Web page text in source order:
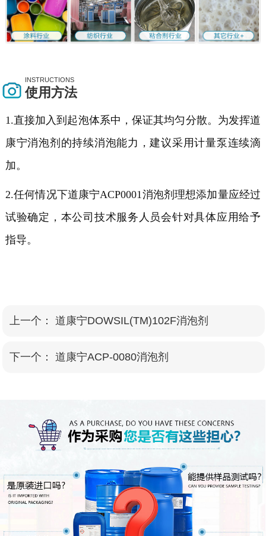
INSTRUCTIONS
使用方法
1.直接加入到起泡体系中，保证其均匀分散。为发挥道
康宁消泡剂的持续消泡能力，建议采用计量泵连续滴
加。
2.任何情况下道康宁ACP0001消泡剂理想添加量应经过
试验确定，本公司技术服务人员会针对具体应用给予
指导。
上一个： 道康宁DOWSIL(TM)102F消泡剂
下一个： 道康宁ACP-0080消泡剂